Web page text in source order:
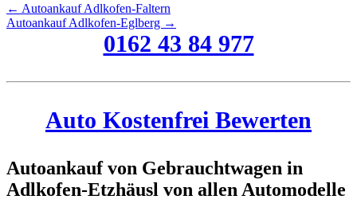
← Autoankauf Adlkofen-Faltern
Autoankauf Adlkofen-Eglberg →
0162 43 84 977
Auto Kostenfrei Bewerten
Autoankauf von Gebrauchtwagen in
Adlkofen-Etzhäusl von allen Automodelle